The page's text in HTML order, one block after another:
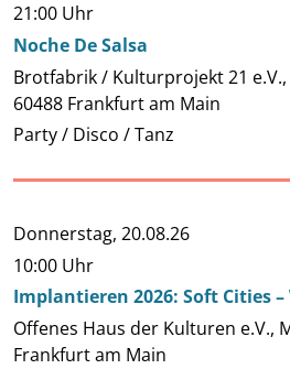
21:00 Uhr
Noche De Salsa
Brotfabrik / Kulturprojekt 21
60488 Frankfurt am Main
Party / Disco / Tanz
Donnerstag, 20.08.26
10:00 Uhr
Implantieren 2026: Soft Cities –
Offenes Haus der Kulturen e.V.,
Frankfurt am Main